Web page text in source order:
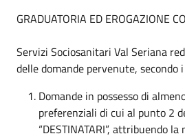
GRADUATORIA ED EROGAZIONE
Servizi Sociosanitari Val Seriana
delle domande pervenute,
Domande in possesso di
preferenziali di cui al punto 2
“DESTINATARI”, attribuendo